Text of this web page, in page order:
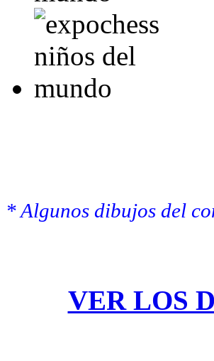
* Algunos dibujos del
VER LOS